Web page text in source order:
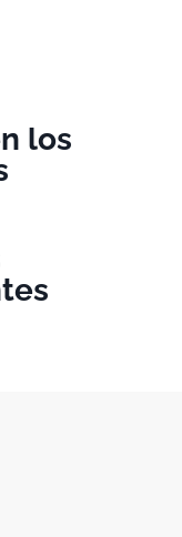
los